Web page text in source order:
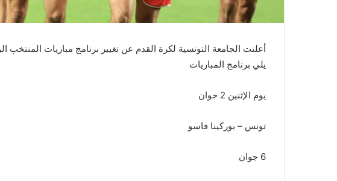
أعلنت الجامعة التونسية لكرة القدم عن تغيير برنامج مباريات المنتخب
يلي برنامج المباريات
يوم الإثنين 2 جوان
تونس – بوركينا فاسو
6 جوان